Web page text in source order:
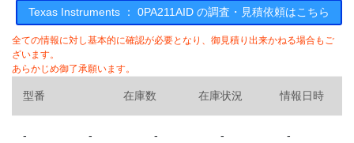
Texas Instruments ： 0PA211AID の調査・見積依頼はこちら
全ての情報に対し基本的に確認が必要となり、御見積り出来かねる場合もご
ざいます。
あらかじめ御了承願います。
型番 在庫数 在庫状況 情報日時
- - - - -